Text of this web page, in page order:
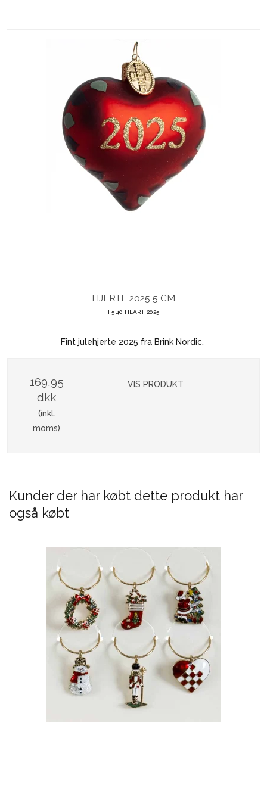
HJERTE 2025 5 CM
F5 40 HEART 2025
Fint julehjerte 2025 fra Brink Nordic.
169,95
dkk
(inkl.
moms)
VIS PRODUKT
Kunder der har købt dette produkt har
også købt